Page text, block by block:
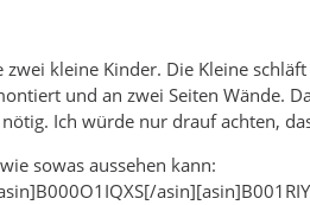
zwei kleine Kinder. Die Kleine
und an zwei Seiten Wände.
Ich würde nur drauf achten,
sowas aussehen kann: